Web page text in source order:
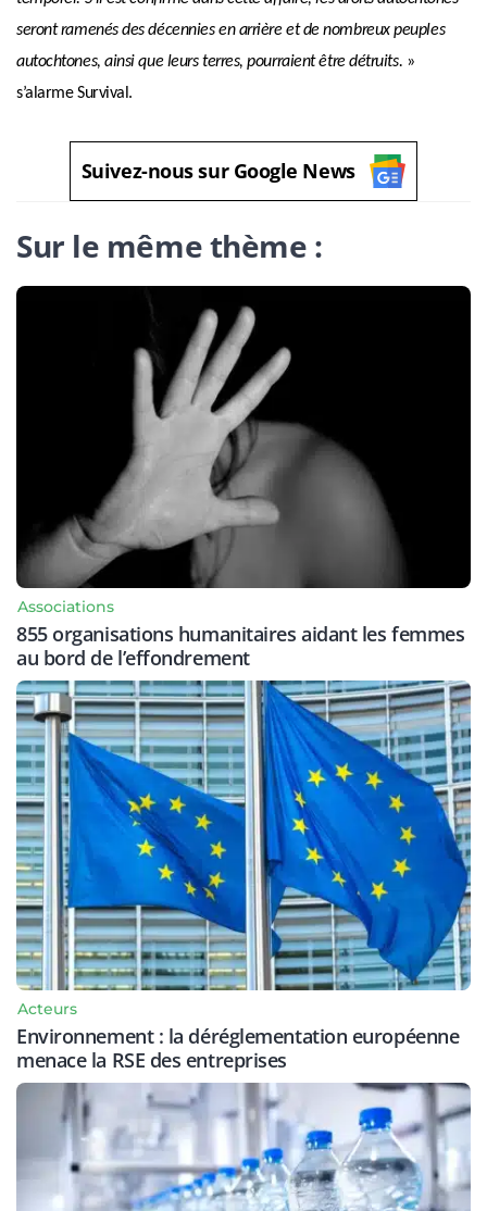
seront ramenés des décennies en arrière et de nombreux peuples
autochtones, ainsi que leurs terres, pourraient être détruits. »
s’alarme Survival.
Suivez-nous sur Google News
Sur le même thème :
Associations
855 organisations humanitaires aidant les femmes
au bord de l’effondrement
Acteurs
Environnement : la déréglementation européenne
menace la RSE des entreprises